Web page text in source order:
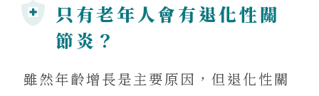
只有老年人會有退化性關
節炎？
雖然年齡增長是主要原因，但退化性關